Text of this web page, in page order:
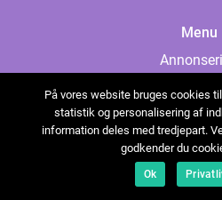
Menu
Kontakta
På vores website bruges cookies
statistik og personalisering af
information deles med tredjepart.
godkender du
Ok